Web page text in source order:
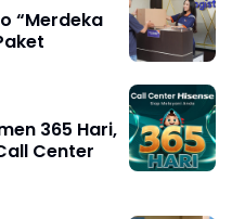
“Merdeka
365 Hari,
Center